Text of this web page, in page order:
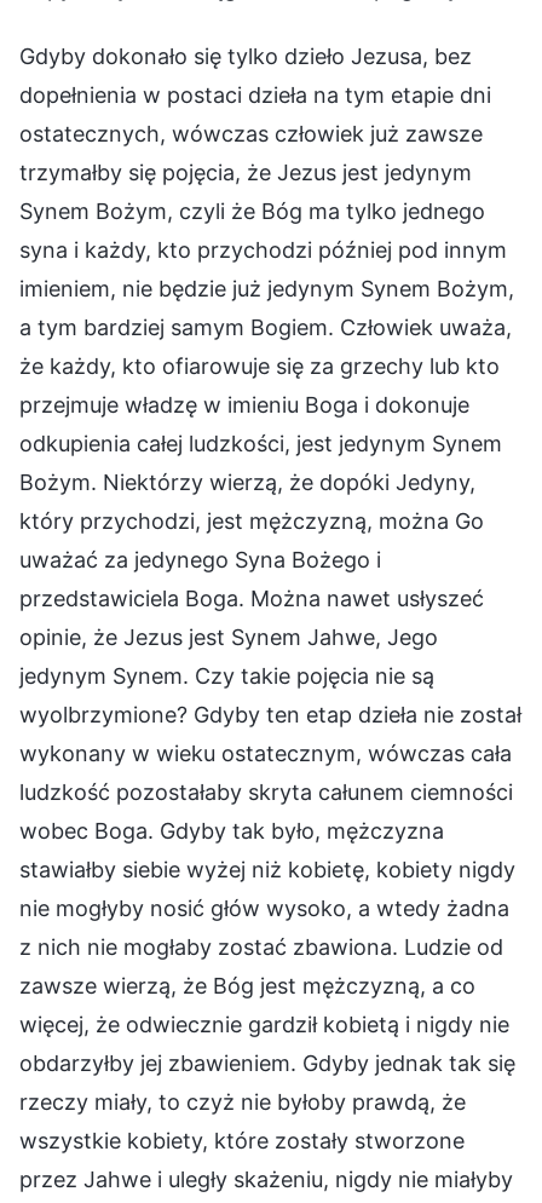
Gdyby dokonało się tylko dzieło Jezusa, bez
dopełnienia w postaci dzieła na tym etapie dni
ostatecznych, wówczas człowiek już zawsze
trzymałby się pojęcia, że Jezus jest jedynym
Synem Bożym, czyli że Bóg ma tylko jednego
syna i każdy, kto przychodzi później pod innym
imieniem, nie będzie już jedynym Synem Bożym,
a tym bardziej samym Bogiem. Człowiek uważa,
że każdy, kto ofiarowuje się za grzechy lub kto
przejmuje władzę w imieniu Boga i dokonuje
odkupienia całej ludzkości, jest jedynym Synem
Bożym. Niektórzy wierzą, że dopóki Jedyny,
który przychodzi, jest mężczyzną, można Go
uważać za jedynego Syna Bożego i
przedstawiciela Boga. Można nawet usłyszeć
opinie, że Jezus jest Synem Jahwe, Jego
jedynym Synem. Czy takie pojęcia nie są
wyolbrzymione? Gdyby ten etap dzieła nie został
wykonany w wieku ostatecznym, wówczas cała
ludzkość pozostałaby skryta całunem ciemności
wobec Boga. Gdyby tak było, mężczyzna
stawiałby siebie wyżej niż kobietę, kobiety nigdy
nie mogłyby nosić głów wysoko, a wtedy żadna
z nich nie mogłaby zostać zbawiona. Ludzie od
zawsze wierzą, że Bóg jest mężczyzną, a co
więcej, że odwiecznie gardził kobietą i nigdy nie
obdarzyłby jej zbawieniem. Gdyby jednak tak się
rzeczy miały, to czyż nie byłoby prawdą, że
wszystkie kobiety, które zostały stworzone
przez Jahwe i uległy skażeniu, nigdy nie miałyby